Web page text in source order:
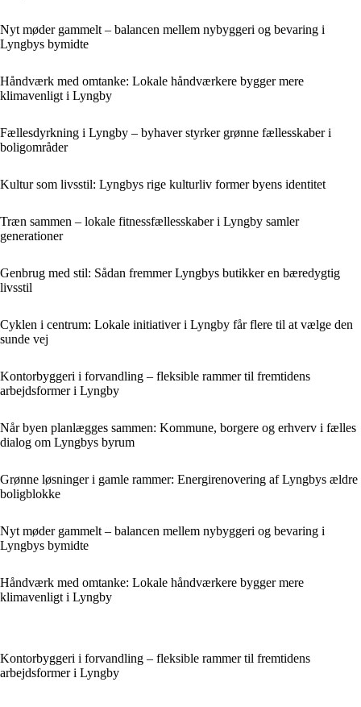
Nyt møder gammelt – balancen mellem nybyggeri og bevaring i
Lyngbys bymidte
Håndværk med omtanke: Lokale håndværkere bygger mere
klimavenligt i Lyngby
Fællesdyrkning i Lyngby – byhaver styrker grønne fællesskaber i
boligområder
Kultur som livsstil: Lyngbys rige kulturliv former byens identitet
Træn sammen – lokale fitnessfællesskaber i Lyngby samler
generationer
Genbrug med stil: Sådan fremmer Lyngbys butikker en bæredygtig
livsstil
Cyklen i centrum: Lokale initiativer i Lyngby får flere til at vælge den
sunde vej
Kontorbyggeri i forvandling – fleksible rammer til fremtidens
arbejdsformer i Lyngby
Når byen planlægges sammen: Kommune, borgere og erhverv i fælles
dialog om Lyngbys byrum
Grønne løsninger i gamle rammer: Energirenovering af Lyngbys ældre
boligblokke
Nyt møder gammelt – balancen mellem nybyggeri og bevaring i
Lyngbys bymidte
Håndværk med omtanke: Lokale håndværkere bygger mere
klimavenligt i Lyngby
Kontorbyggeri i forvandling – fleksible rammer til fremtidens
arbejdsformer i Lyngby